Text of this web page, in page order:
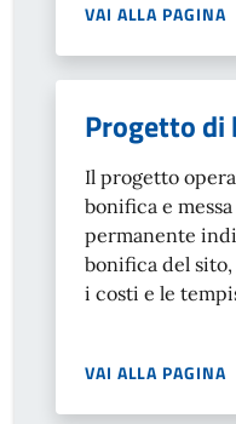
VAI ALLA PAGINA
Progetto di
Il progetto
bonifica e
permanente
bonifica del
i costi e le
VAI ALLA PAGINA